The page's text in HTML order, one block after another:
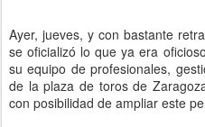
Ayer, jueves, y con bastante
se oficializó lo que ya era
su equipo de profesionales,
de la plaza de toros de
con posibilidad de ampliar este